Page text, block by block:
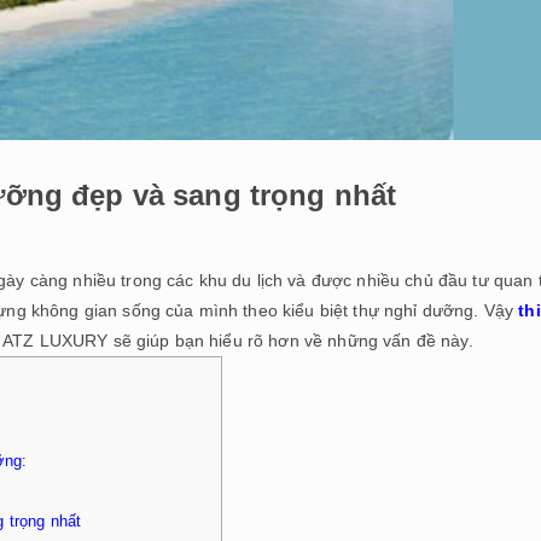
đẹp và sang trọng nhất
càng nhiều trong các khu du lịch và được nhiều chủ đầu tư quan
không gian sống của mình theo kiểu biệt thự nghỉ dưỡng. Vậy
LUXURY sẽ giúp bạn hiểu rõ hơn về những vấn đề này.
trọng nhất